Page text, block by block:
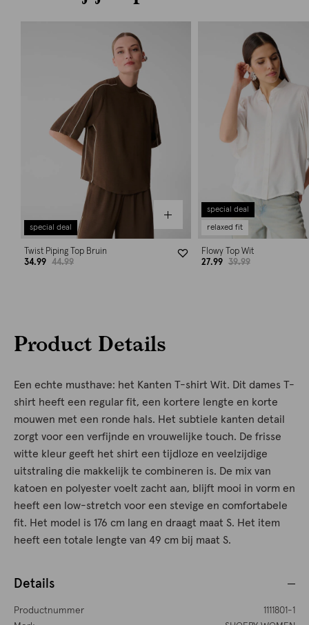
special deal
Twist Piping Top Bruin
34.99
44.99
special deal
relaxed fit
Flowy Top Wit
27.99
39.99
Product Details
Een echte musthave: het Kanten T-shirt Wit. Dit dames T-
shirt heeft een regular fit, een kortere lengte en korte
mouwen met een ronde hals. Het subtiele kanten detail
zorgt voor een verfijnde en vrouwelijke touch. De frisse
witte kleur geeft het shirt een tijdloze en veelzijdige
uitstraling die makkelijk te combineren is. De mix van
katoen en polyester voelt zacht aan, blijft mooi in vorm en
heeft een low-stretch voor een stevige en comfortabele
fit. Het model is 176 cm lang en draagt maat S. Het item
heeft een totale lengte van 49 cm bij maat S.
Details
Productnummer
1111801-1